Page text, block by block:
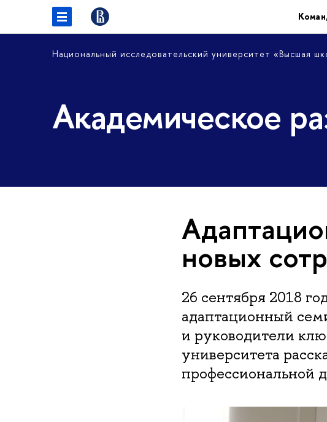
Национальный исследовательский университет «Высшая
Академическое
новых
26 сентября 2018
адаптационный
и руководители
университета
профессиональной